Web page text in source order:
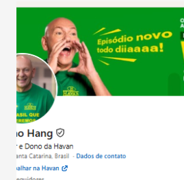
confraternizações de fim de ano e
Salário para um número maior de
país tem a menor taxa de
Ainda segundo a Pesquisa, em
bares e restaurantes operaram
registraram equilíbrio financeiro. Já
estabelecimentos no prejuízo ficou
do observado no mês anterior.
novembro. Em relação a outubro, o